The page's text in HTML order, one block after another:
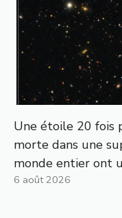
Une étoile 20 fois
morte dans une
monde entier ont
6 août 2026